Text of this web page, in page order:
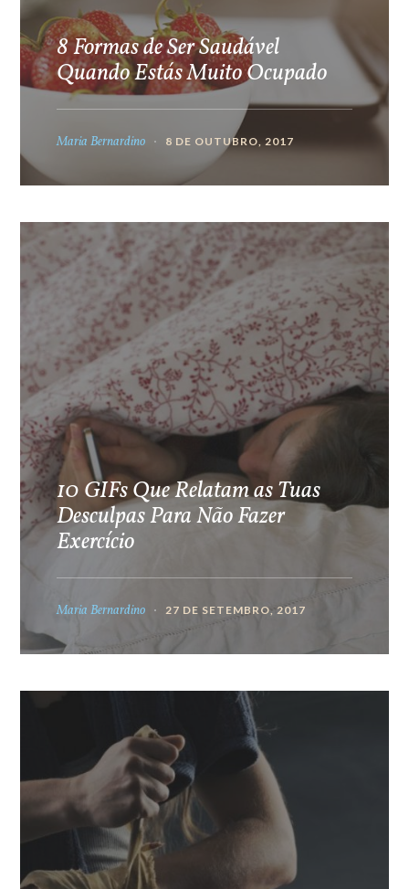
8 Formas de Ser Saudável
Quando Estás Muito Ocupado
Maria Bernardino 8 DE OUTUBRO, 2017
10 GIFs Que Relatam as Tuas
Desculpas Para Não Fazer
Exercício
Maria Bernardino 27 DE SETEMBRO, 2017